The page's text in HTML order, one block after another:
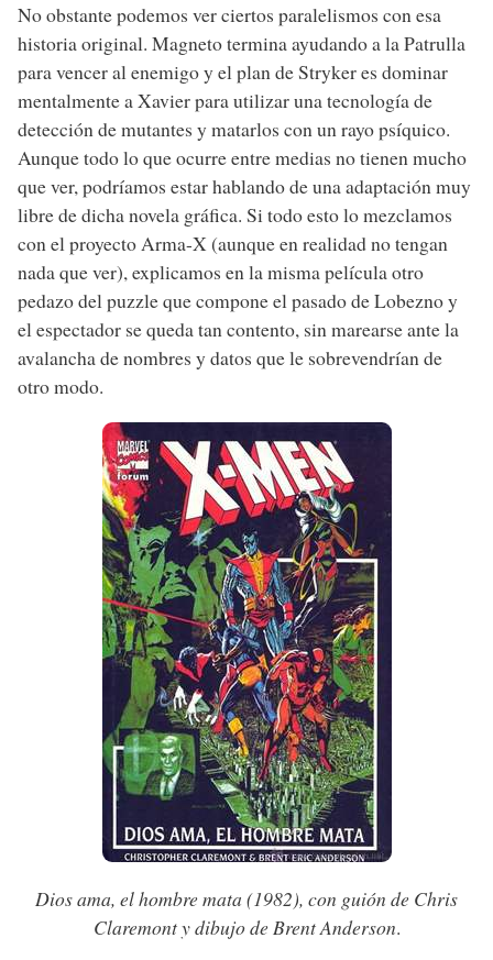
No obstante podemos ver ciertos paralelismos con esa
historia original. Magneto termina ayudando a la Patrulla
para vencer al enemigo y el plan de Stryker es dominar
mentalmente a Xavier para utilizar una tecnología de
detección de mutantes y matarlos con un rayo psíquico.
Aunque todo lo que ocurre entre medias no tienen mucho
que ver, podríamos estar hablando de una adaptación muy
libre de dicha novela gráfica. Si todo esto lo mezclamos
con el proyecto Arma-X (aunque en realidad no tengan
nada que ver), explicamos en la misma película otro
pedazo del puzzle que compone el pasado de Lobezno y
el espectador se queda tan contento, sin marearse ante la
avalancha de nombres y datos que le sobrevendrían de
otro modo.
Dios ama, el hombre mata (1982), con guión de Chris
Claremont y dibujo de Brent Anderson.